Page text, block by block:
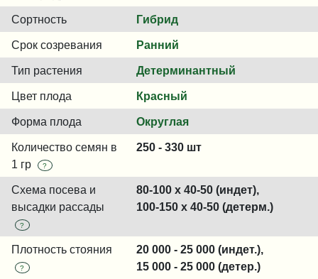
Сортность Гибрид
Срок созревания Ранний
Тип растения Детерминантный
Цвет плода Красный
Форма плода Округлая
Количество семян в
1 гр
?
250 - 330 шт
Схема посева и
высадки рассады
?
80-100 x 40-50 (индет),
100-150 x 40-50 (детерм.)
Плотность стояния
?
20 000 - 25 000 (индет.),
15 000 - 25 000 (детер.)